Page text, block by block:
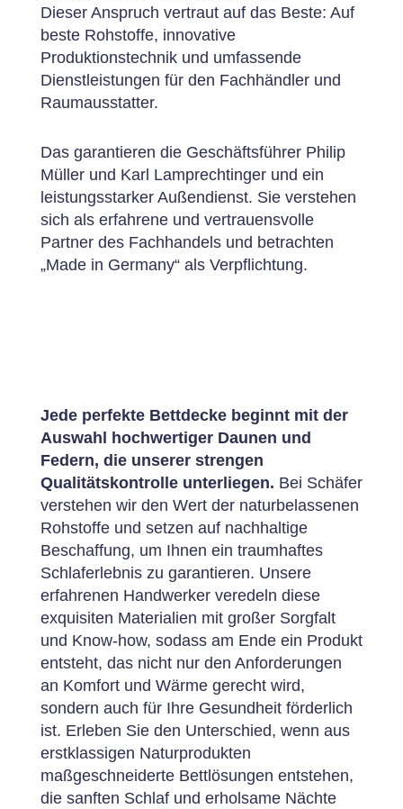
Dieser Anspruch vertraut auf das Beste: Auf
beste Rohstoffe, innovative
Produktionstechnik und umfassende
Dienstleistungen für den Fachhändler und
Raumausstatter.
Das garantieren die Geschäftsführer Philip
Müller und Karl Lamprechtinger und ein
leistungsstarker Außendienst. Sie verstehen
sich als erfahrene und vertrauensvolle
Partner des Fachhandels und betrachten
„Made in Germany“ als Verpflichtung.
Jede perfekte Bettdecke beginnt mit der
Auswahl hochwertiger Daunen und
Federn, die unserer strengen
Qualitätskontrolle unterliegen. Bei Schäfer
verstehen wir den Wert der naturbelassenen
Rohstoffe und setzen auf nachhaltige
Beschaffung, um Ihnen ein traumhaftes
Schlaferlebnis zu garantieren. Unsere
erfahrenen Handwerker veredeln diese
exquisiten Materialien mit großer Sorgfalt
und Know-how, sodass am Ende ein Produkt
entsteht, das nicht nur den Anforderungen
an Komfort und Wärme gerecht wird,
sondern auch für Ihre Gesundheit förderlich
ist. Erleben Sie den Unterschied, wenn aus
erstklassigen Naturprodukten
maßgeschneiderte Bettlösungen entstehen,
die sanften Schlaf und erholsame Nächte